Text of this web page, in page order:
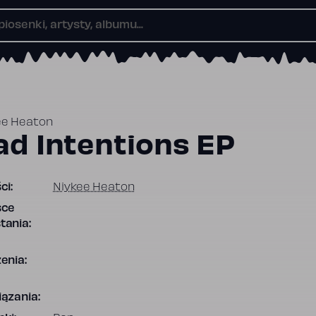
Heaton
Intentions EP
Niykee Heaton